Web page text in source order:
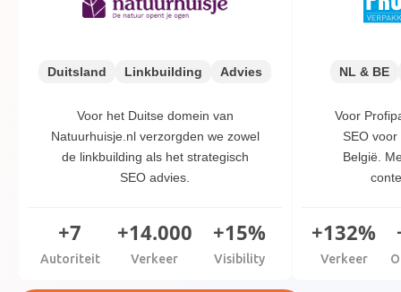
Duitsland Linkbuilding Advies
Voor het Duitse domein van
Natuurhuisje.nl verzorgden we zowel
de linkbuilding als het strategisch
SEO advies.
+7
Autoriteit
+14.000
Verkeer
+15%
Visibility
NL & BE
Voor
SEO
België.
+132%
Verkeer